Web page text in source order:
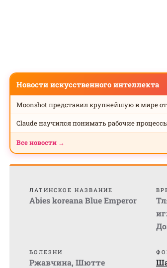
Новости искусственного интеллекта
Moonshot представил крупнейшую в мире
Claude научился понимать рабочие
Все новости →
ЛАТИНСКОЕ НАЗВАНИЕ
Abies koreana Blue Emperor
БОЛЕЗНИ
Ржавчина, Шютте